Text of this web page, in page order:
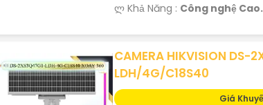
️ლ Khả Năng : Công nghệ Cao.
CAMERA HIKVISION DS-
LDH/4G/C18S40
Giá